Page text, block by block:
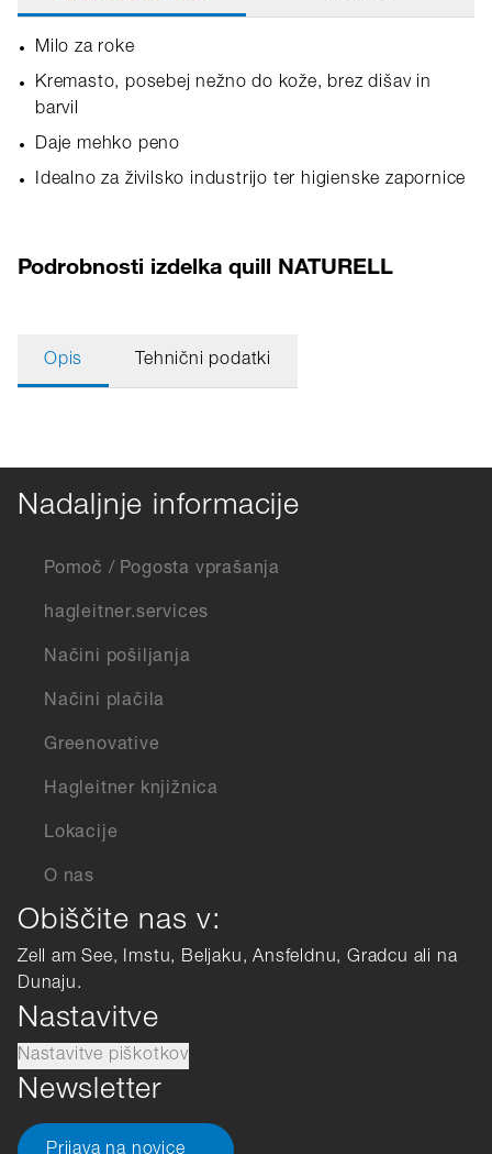
Milo za roke
Kremasto, posebej nežno do kože, brez dišav in
barvil
Daje mehko peno
Idealno za živilsko industrijo ter higienske zapornice
Podrobnosti izdelka quill NATURELL
Opis Tehnični podatki
Nadaljnje informacije
Pomoč / Pogosta vprašanja
hagleitner.services
Načini pošiljanja
Načini plačila
Greenovative
Hagleitner knjižnica
Lokacije
O nas
Obiščite nas v:
Zell am See, Imstu, Beljaku, Ansfeldnu, Gradcu ali na
Dunaju.
Nastavitve
Nastavitve piškotkov
Newsletter